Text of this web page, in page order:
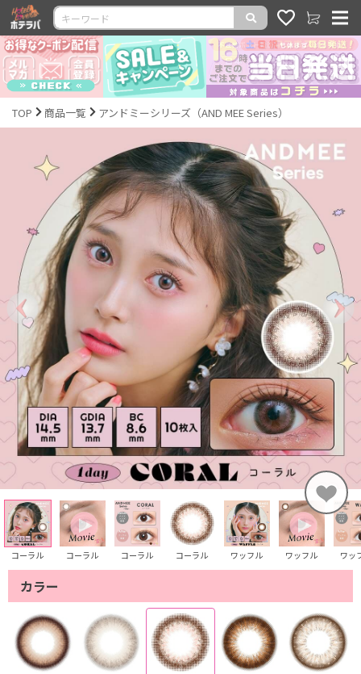
TOP 商品一覧 アンドミーシリーズ（AND MEE Series）
コーラル コーラル コーラル コーラル ワッフル ワッフル ワッ
カラー